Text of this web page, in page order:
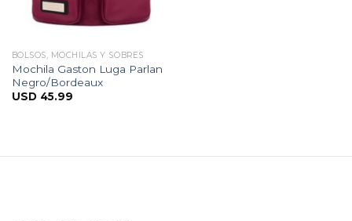
BOLSOS, MOCHILAS Y SOBRES
Mochila Gaston Luga Parlan
Negro/Bordeaux
USD 45.99